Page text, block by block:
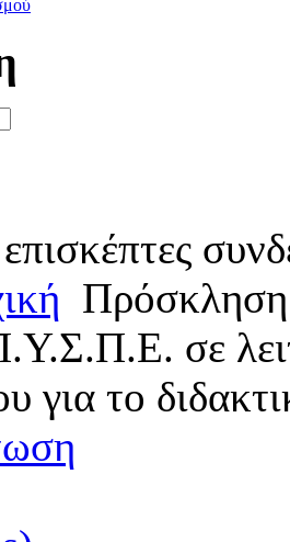
Πρόσκληση
σε
για το